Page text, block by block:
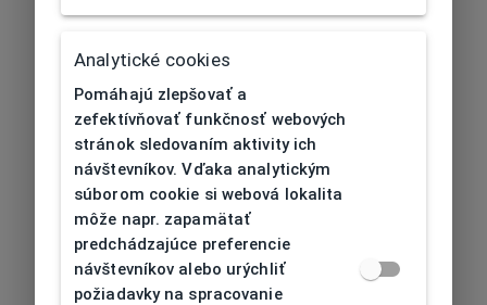
404| Nenájdené
Analytické cookies
Pomáhajú zlepšovať a
zefektívňovať funkčnosť webových
stránok sledovaním aktivity ich
návštevníkov. Vďaka analytickým
súborom cookie si webová lokalita
môže napr. zapamätať
predchádzajúce preferencie
návštevníkov alebo urýchliť
požiadavky na spracovanie